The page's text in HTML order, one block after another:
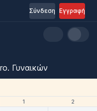
Εγγραφή
Σύνδεση
Γυναικών
1 2
1 2